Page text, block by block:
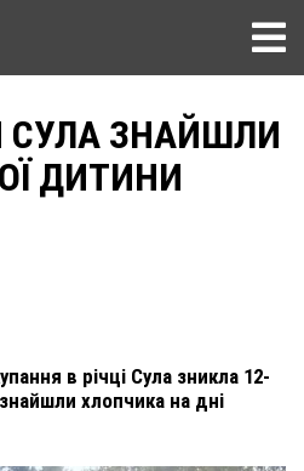
СУЛА ЗНАЙШЛИ
ДИТИНИ
в річці Сула зникла 12-
хлопчика на дні